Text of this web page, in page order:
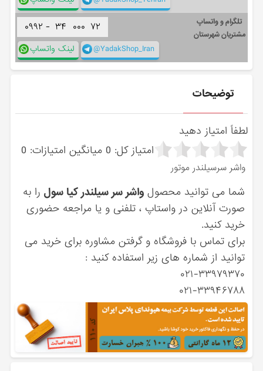
تلگرام و واتساپ
مشتریان شهرستان
۰۹۹۲ - ۳۴ ۰۰۰ ۷۲
لینک واتساپ @YadakShop_Iran
توضیحات
لطفاً امتیاز دهید
امتیاز کل: 0 میانگین امتیازات: 0
واشر سرسیلندر موتور
شما می توانید محصولواشر سر سیلندر کیا سول را به
صورت آنلاین در واستاپ ، تلفنی و یا مراجعه حضوری
خرید کنید.
برای تماس با فروشگاه و گرفتن مشاوره برای خرید می
توانید از شماره های زیر استفاده کنید :
۰۲۱-۳۳۹۷۹۳۷۰
۰۲۱-۳۳۹۴۶۷۸۸